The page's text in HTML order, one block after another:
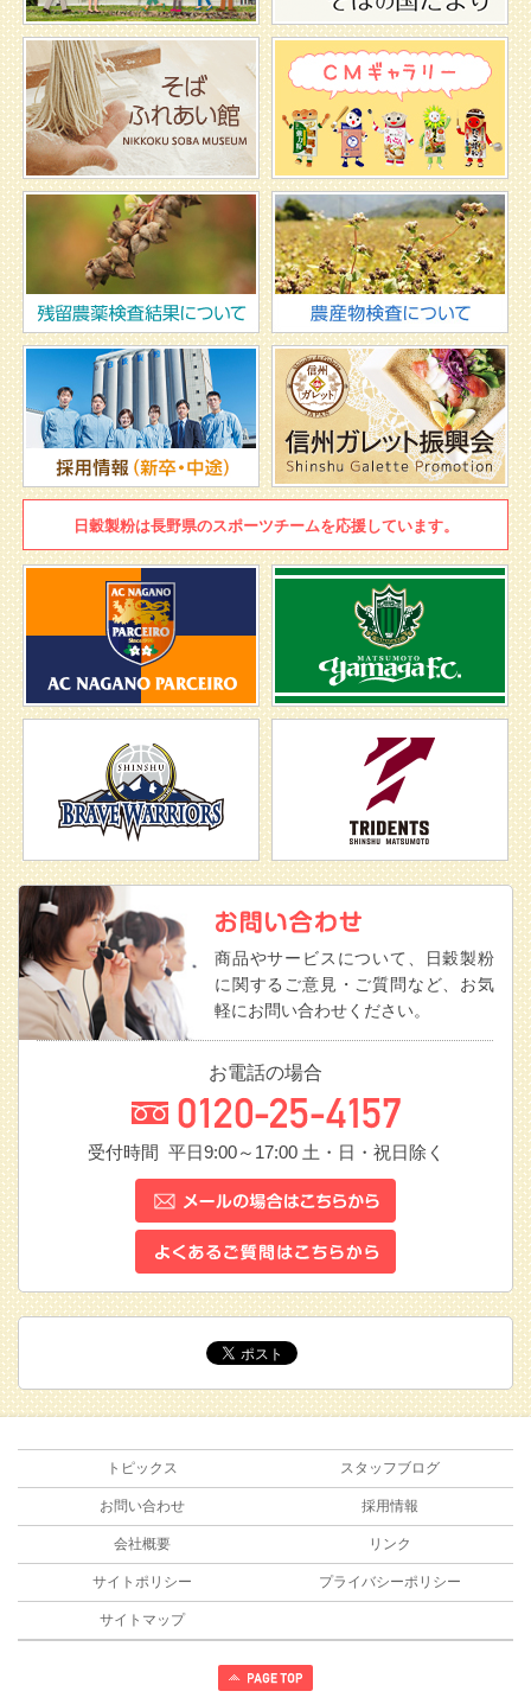
日穀製粉は長野県のスポーツチームを応援しています。
商品やサービスについて、日穀製粉
に関するご意見・ご質問など、お気
軽にお問い合わせください。
お電話の場合
受付時間 平日9:00～17:00土・日・祝日除く
トピックス スタッフブログ
お問い合わせ 採用情報
会社概要 リンク
サイトポリシー プライバシーポリシー
サイトマップ